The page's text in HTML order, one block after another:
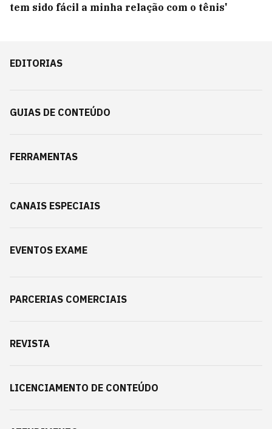
tem sido fácil a minha relação com o tênis'
EDITORIAS
GUIAS DE CONTEÚDO
FERRAMENTAS
CANAIS ESPECIAIS
EVENTOS EXAME
PARCERIAS COMERCIAIS
REVISTA
LICENCIAMENTO DE CONTEÚDO